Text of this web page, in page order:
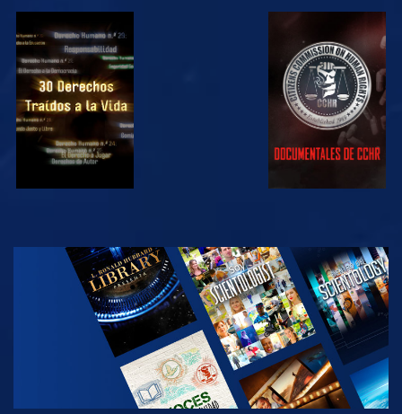
VE VE
VE
EXPLORA LAS
SERIES